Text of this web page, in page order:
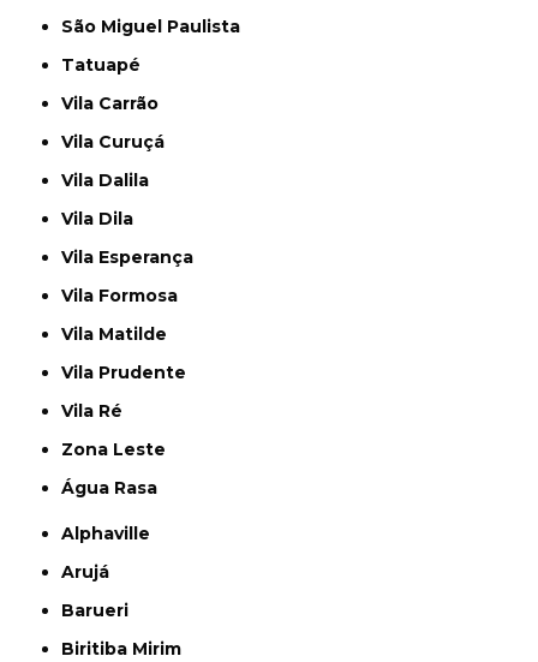
São Miguel Paulista
Tatuapé
Vila Carrão
Vila Curuçá
Vila Dalila
Vila Dila
Vila Esperança
Vila Formosa
Vila Matilde
Vila Prudente
Vila Ré
Zona Leste
Água Rasa
Alphaville
Arujá
Barueri
Biritiba Mirim